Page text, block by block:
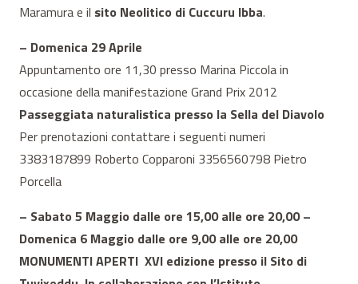
Maramura e il sito Neolitico di Cuccuru Ibba.
– Domenica 29 Aprile
Appuntamento ore 11,30 presso Marina Piccola in
occasione della manifestazione Grand Prix 2012
Passeggiata naturalistica presso la Sella del Diavolo
Per prenotazioni contattare i seguenti numeri
3383187899 Roberto Copparoni 3356560798 Pietro
Porcella
– Sabato 5 Maggio dalle ore 15,00 alle ore 20,00–
Domenica 6 Maggio dalle ore 9,00 alle ore 20,00
MONUMENTI APERTI XVI edizione presso il Sito di